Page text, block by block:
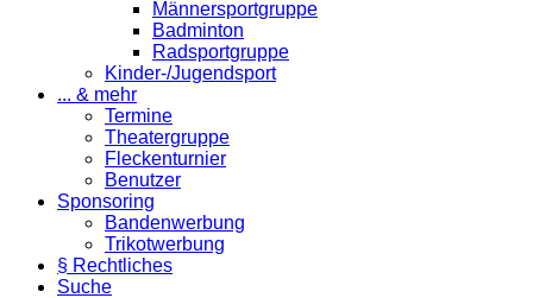
Männersportgruppe
Badminton
Radsportgruppe
Kinder-/Jugendsport
... & mehr
Termine
Theatergruppe
Fleckenturnier
Benutzer
Sponsoring
Bandenwerbung
Trikotwerbung
§ Rechtliches
Suche